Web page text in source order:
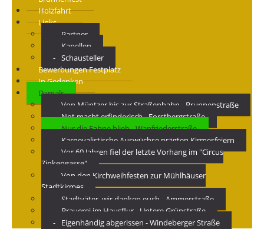
Holzfahrt
Links
Partner
Kapellen
Schausteller
Bewerbungen Festplatz
In Gedenken
Damals
Von Müntzer bis zur Straßenbahn - Brunnenstraße
Not macht erfinderisch - Forstbergstraße
Nur die Fahne blieb - Wanfriederstraße
Karnevalistische Auswüchse prägten Kirmesfeiern
Vor 60 Jahren fiel der letzte Vorhang im "Circus
Zinkengasse"
Von den Kirchweihfesten zur Mühlhäuser
Stadtkirmes
Stadtväter, wir danken euch - Ammerstraße
Brauerei im Hausflur - Untere Grünstraße
Eigenhändig abgerissen - Windeberger Straße